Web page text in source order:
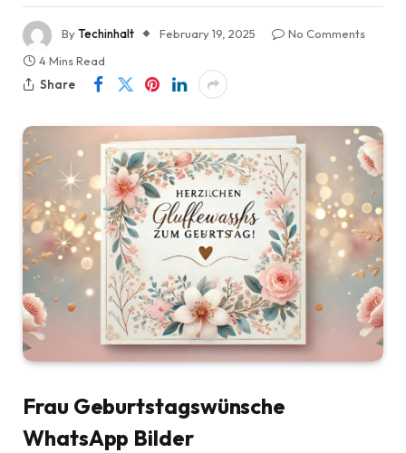
ByTechinhalt February 19, 2025
No Comments
4 Mins Read
Share
Frau Geburtstagswünsche
WhatsApp Bilder